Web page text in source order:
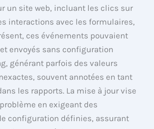
un site web, incluant les clics sur
interactions avec les formulaires,
ces événements pouvaient
envoyés sans configuration
générant parfois des valeurs
souvent annotées en tant
les rapports. La mise à jour vise
en exigeant des
configuration définies, assurant